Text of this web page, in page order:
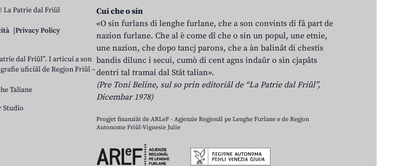
La Patrie dal Friûl
Privacy Policy
dal Friûl”. I articui a son
uficiâl de Regjon Friûl –
Taliane
Studio
Cui che o sin
«O sin furlans di lenghe furlane, che a son convints di fâ part de
nazion furlane. Che al è come dî che o sin un popul, une etnie,
une nazion, che dopo tancj parons, che a àn balinât di chestis
bandis dilunc i secui, cumò di cent agns indaûr o sin cjapâts
dentri tal tramai dal Stât talian».
(Pre Toni Beline, sul so prin editoriâl de “La Patrie dal Friûl”,
Dicembar 1978)
Progjet finanziât de ARLeF - Agjenzie Regjonâl pe Lenghe Furlane e de Regjon
Autonome Friûl-Vignesie Julie